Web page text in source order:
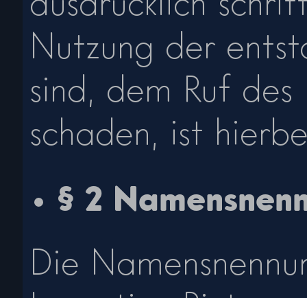
Nutzung der
sind, dem Ruf
schaden, ist
§ 2
Die